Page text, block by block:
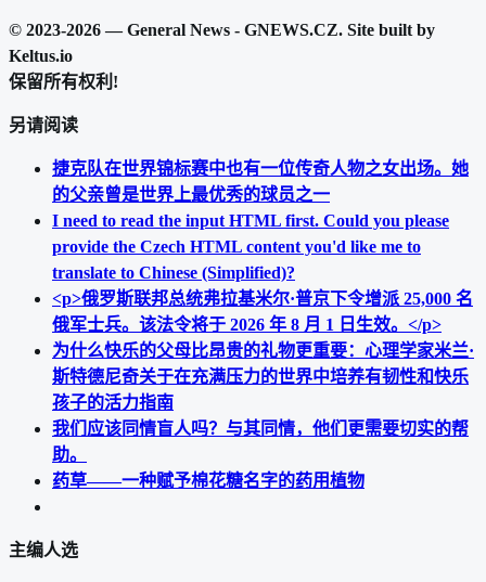
© 2023-2026 — General News - GNEWS.CZ. Site built by
Keltus.io
保留所有权利!
另请阅读
捷克队在世界锦标赛中也有一位传奇人物之女出场。她
的父亲曾是世界上最优秀的球员之一
I need to read the input HTML first. Could you please
provide the Czech HTML content you'd like me to
translate to Chinese (Simplified)?
<p>俄罗斯联邦总统弗拉基米尔·普京下令增派 25,000 名
俄军士兵。该法令将于 2026 年 8 月 1 日生效。</p>
为什么快乐的父母比昂贵的礼物更重要：心理学家米兰·
斯特德尼奇关于在充满压力的世界中培养有韧性和快乐
孩子的活力指南
我们应该同情盲人吗？与其同情，他们更需要切实的帮
助。
药草——一种赋予棉花糖名字的药用植物
主编人选